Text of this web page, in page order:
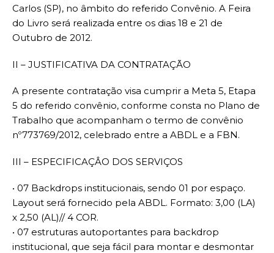
Carlos (SP), no âmbito do referido Convênio. A Feira
do Livro será realizada entre os dias 18 e 21 de
Outubro de 2012.
II – JUSTIFICATIVA DA CONTRATAÇÃO
A presente contratação visa cumprir a Meta 5, Etapa
5 do referido convênio, conforme consta no Plano de
Trabalho que acompanham o termo de convênio
nº773769/2012, celebrado entre a ABDL e a FBN.
III – ESPECIFICAÇÂO DOS SERVIÇOS
• 07 Backdrops institucionais, sendo 01 por espaço.
Layout será fornecido pela ABDL. Formato: 3,00 (LA)
x 2,50 (AL)// 4 COR.
• 07 estruturas autoportantes para backdrop
institucional, que seja fácil para montar e desmontar